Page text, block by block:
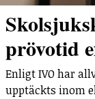
prövotid
Enligt IVO har
upptäckts inom